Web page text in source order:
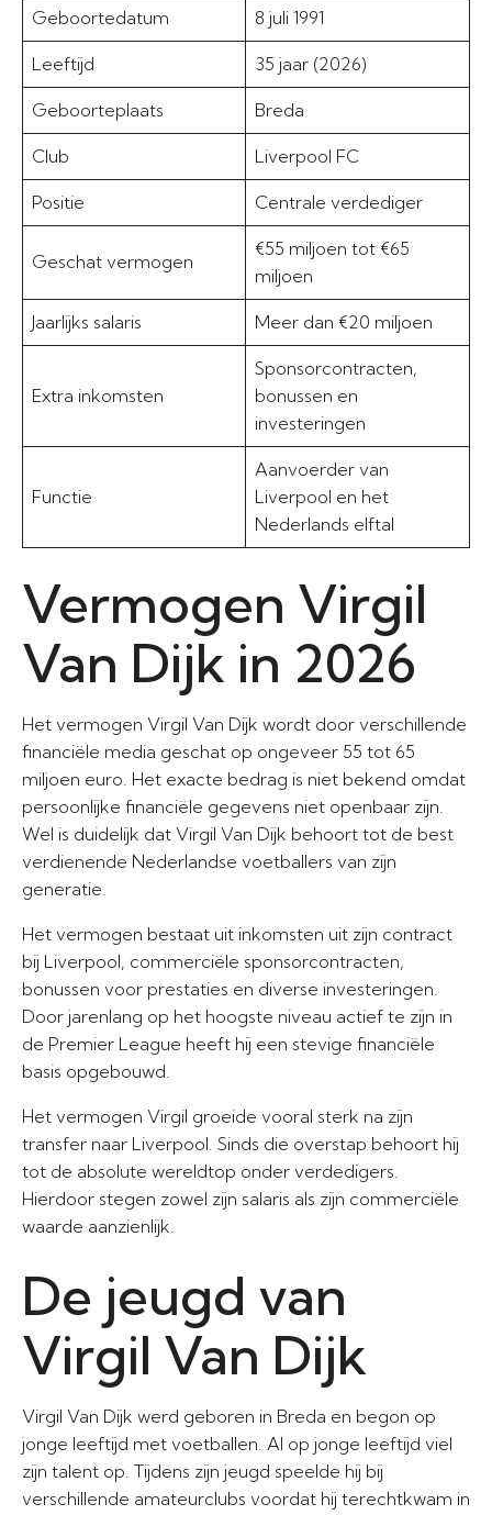
Geboortedatum 8 juli 1991
Leeftijd 35 jaar (2026)
Geboorteplaats Breda
Club Liverpool FC
Positie Centrale verdediger
Geschat vermogen
€55 miljoen tot €65
miljoen
Jaarlijks salaris Meer dan €20 miljoen
Extra inkomsten
Sponsorcontracten,
bonussen en
investeringen
Functie
Aanvoerder van
Liverpool en het
Nederlands elftal
Vermogen Virgil
Van Dijk in 2026
Het vermogen Virgil Van Dijk wordt door verschillende
financiële media geschat op ongeveer 55 tot 65
miljoen euro. Het exacte bedrag is niet bekend omdat
persoonlijke financiële gegevens niet openbaar zijn.
Wel is duidelijk dat Virgil Van Dijk behoort tot de best
verdienende Nederlandse voetballers van zijn
generatie.
Het vermogen bestaat uit inkomsten uit zijn contract
bij Liverpool, commerciële sponsorcontracten,
bonussen voor prestaties en diverse investeringen.
Door jarenlang op het hoogste niveau actief te zijn in
de Premier League heeft hij een stevige financiële
basis opgebouwd.
Het vermogen Virgil groeide vooral sterk na zijn
transfer naar Liverpool. Sinds die overstap behoort hij
tot de absolute wereldtop onder verdedigers.
Hierdoor stegen zowel zijn salaris als zijn commerciële
waarde aanzienlijk.
De jeugd van
Virgil Van Dijk
Virgil Van Dijk werd geboren in Breda en begon op
jonge leeftijd met voetballen. Al op jonge leeftijd viel
zijn talent op. Tijdens zijn jeugd speelde hij bij
verschillende amateurclubs voordat hij terechtkwam in